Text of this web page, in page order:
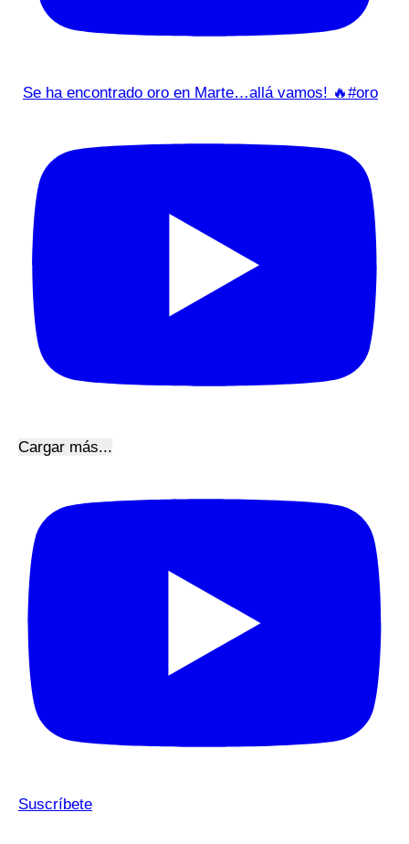
Se ha encontrado oro en Marte…allá vamos! 🔥#oro
Cargar más...
Suscríbete